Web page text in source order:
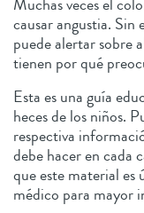
causar angustia. Sin
puede alertar sobre
tienen por qué
Esta es una guía
heces de los niños.
respectiva
debe hacer en cada
que este material
médico para mayor